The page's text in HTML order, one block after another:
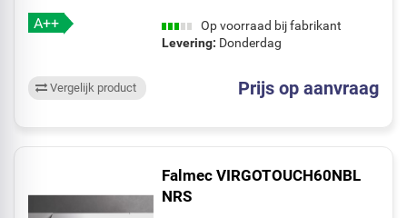
A++
Op voorraad bij fabrikant
Levering: Donderdag
Prijs op aanvraag
Vergelijk product
Falmec VIRGOTOUCH60NBL
NRS